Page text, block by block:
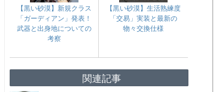
【黒い砂漠】新規クラス
「ガーディアン」発表！
武器と出身地についての
考察
【黒い砂漠】生活熟練度
「交易」実装と最新の
物々交換仕様
関連記事